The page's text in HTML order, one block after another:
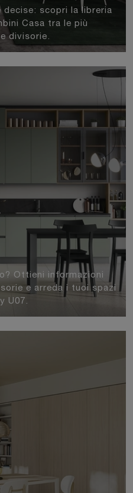
scopri la libreria
Casa tra le più
divisorie.
Ottieni informazioni
e arreda i tuoi spazi
U07.